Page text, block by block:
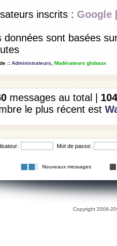
inscrits : Google
données sont basées
:: Administrateurs Modérateurs globaux
messages au total | 104
le plus récent est
Mot de passe:
Nouveaux messages
Copyright 2006-